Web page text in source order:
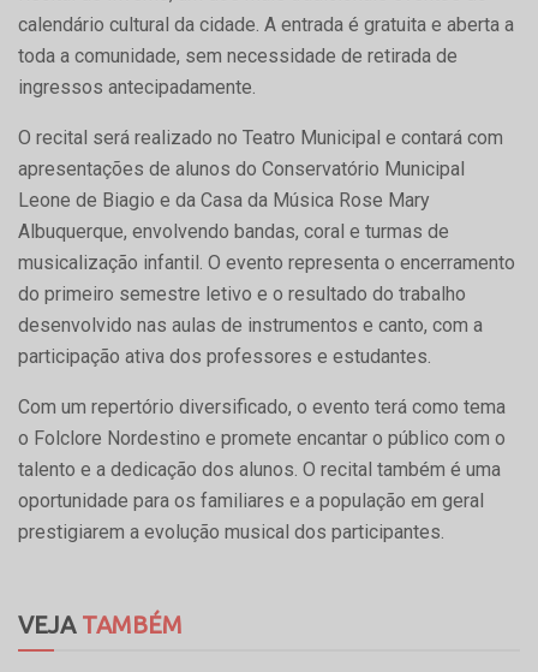
calendário cultural da cidade. A entrada é gratuita e aberta a
toda a comunidade, sem necessidade de retirada de
ingressos antecipadamente.
O recital será realizado no Teatro Municipal e contará com
apresentações de alunos do Conservatório Municipal
Leone de Biagio e da Casa da Música Rose Mary
Albuquerque, envolvendo bandas, coral e turmas de
musicalização infantil. O evento representa o encerramento
do primeiro semestre letivo e o resultado do trabalho
desenvolvido nas aulas de instrumentos e canto, com a
participação ativa dos professores e estudantes.
Com um repertório diversificado, o evento terá como tema
o Folclore Nordestino e promete encantar o público com o
talento e a dedicação dos alunos. O recital também é uma
oportunidade para os familiares e a população em geral
prestigiarem a evolução musical dos participantes.
VEJATAMBÉM